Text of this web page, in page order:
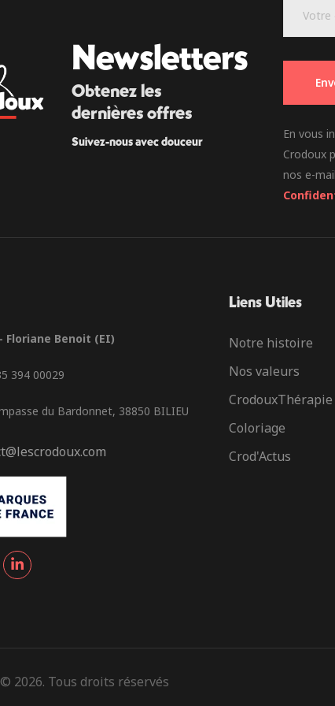
Newsletters
Obtenez les
dernières offres
Suivez-nous avec douceur
a
i
-
a
i
l
*
m
i
En vous
Crodoux
nos e-
Floriane Benoit (EI)
394 00029
du Bardonnet, 38850 BILIEU
Liens Utiles
Notre histoire
Nos valeurs
CrodouxThérapie
Coloriage
Crod'Actus
2026. Tous droits réservés